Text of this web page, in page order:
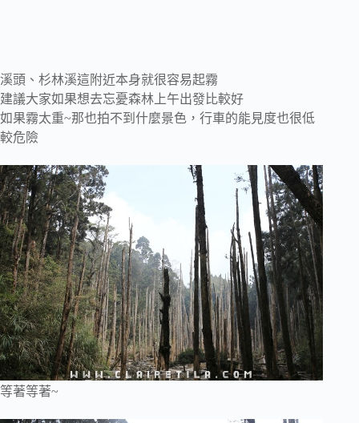
溪頭、杉林溪這附近本身就很容易起霧
建議大家如果想去忘憂森林上午出發比較好
如果霧太重~那也拍不到什麼景色，行車的能見度也很低
較危險
等著等著~